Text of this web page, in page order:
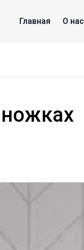
Главная О нас